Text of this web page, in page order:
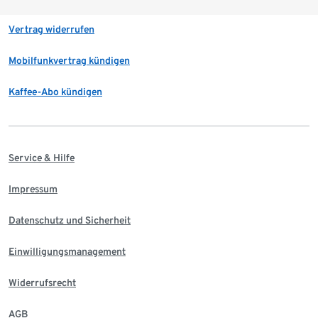
Vertrag widerrufen
Mobilfunkvertrag kündigen
Kaffee-Abo kündigen
Service & Hilfe
Impressum
Datenschutz und Sicherheit
Einwilligungsmanagement
Widerrufsrecht
AGB